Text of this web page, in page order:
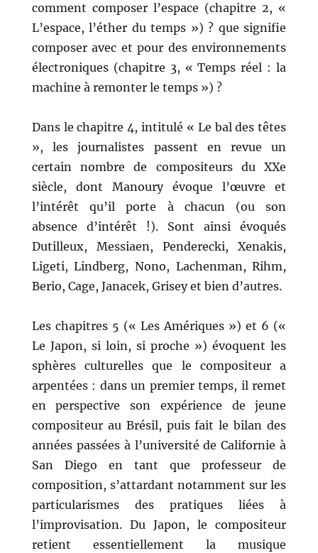
comment composer l’espace (chapitre 2, «
L’espace, l’éther du temps ») ? que signifie
composer avec et pour des environnements
électroniques (chapitre 3, « Temps réel : la
machine à remonter le temps ») ?
Dans le chapitre 4, intitulé « Le bal des têtes
», les journalistes passent en revue un
certain nombre de compositeurs du XXe
siècle, dont Manoury évoque l’œuvre et
l’intérêt qu’il porte à chacun (ou son
absence d’intérêt !). Sont ainsi évoqués
Dutilleux, Messiaen, Penderecki, Xenakis,
Ligeti, Lindberg, Nono, Lachenman, Rihm,
Berio, Cage, Janacek, Grisey et bien d’autres.
Les chapitres 5 (« Les Amériques ») et 6 («
Le Japon, si loin, si proche ») évoquent les
sphères culturelles que le compositeur a
arpentées : dans un premier temps, il remet
en perspective son expérience de jeune
compositeur au Brésil, puis fait le bilan des
années passées à l’université de Californie à
San Diego en tant que professeur de
composition, s’attardant notamment sur les
particularismes des pratiques liées à
l’improvisation. Du Japon, le compositeur
retient essentiellement la musique